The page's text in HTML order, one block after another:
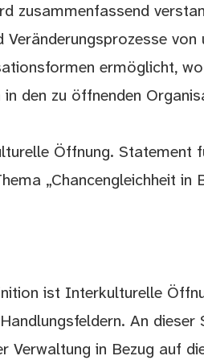
zusammenfassend
von
ermöglicht,
in den zu öffnenden
Öffnung. Statement
„Chancengleichheit
ist Interkulturelle
An dieser
Verwaltung in Bezug auf